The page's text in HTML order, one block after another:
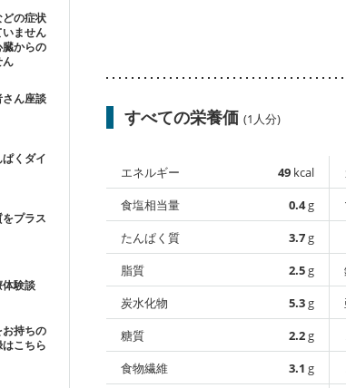
の症状
ません
からの
ん
ん座談
くダイ
プラス
験談
お持ちの
こちら
すべての栄養価 (1人分)
エネルギー 49 kcal
食塩相当量
0.4g
たんぱく質
3.7g
脂質
2.5g
炭水化物
5.3g
糖質
2.2g
食物繊維
3.1 g